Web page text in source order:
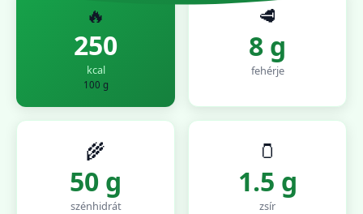
🔥
250
kcal
100 g
🥩
8 g
fehérje
🌾
50 g
szénhidrát
🫙
1.5 g
zsír